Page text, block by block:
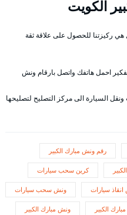
الكويت
هي ركيزتنا للحصول على علاقة ثقة
احمل هاتفك واتصل بارقام ونش
الى مركز التصليح لتصليحها
رقم ونش مبارك الكبير
كرين سحب سيارات
سيارات ونش سحب سيارات
الكبير ونش مبارك الكبير